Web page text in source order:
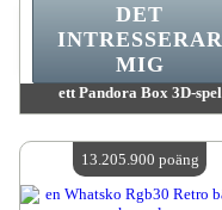
ett Pandora Box 3D-spel
Antal tillgängliga:4
DET
INTRESSERAR
MIG
13.205.900 poäng